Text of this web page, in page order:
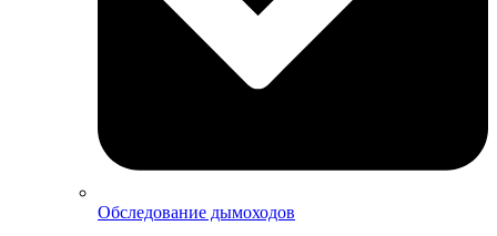
Обследование дымоходов